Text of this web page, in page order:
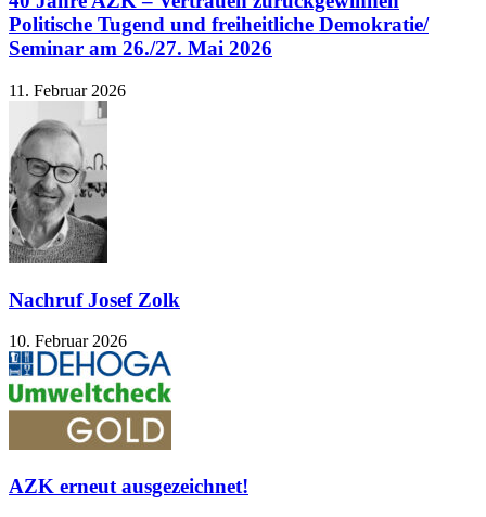
Politische Tugend und freiheitliche Demokratie/
Seminar am 26./27. Mai 2026
11. Februar 2026
Nachruf Josef Zolk
10. Februar 2026
AZK erneut ausgezeichnet!